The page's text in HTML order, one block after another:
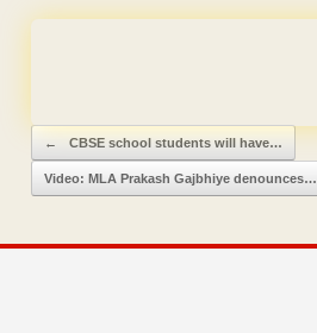
Post navigation
← CBSE school students will have…
Video: MLA Prakash Gajbhiye denounces…